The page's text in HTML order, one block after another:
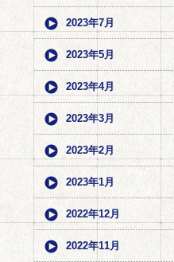
2023年7月
2023年5月
2023年4月
2023年3月
2023年2月
2023年1月
2022年12月
2022年11月